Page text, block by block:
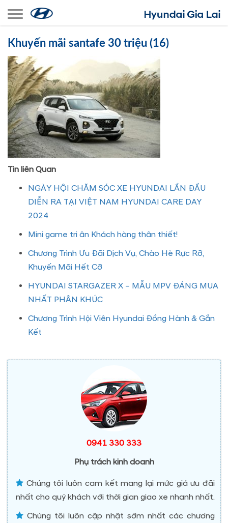
Toggle navigation
Khuyến mãi santafe 30 triệu (16)
Tin liên Quan
NGÀY HỘI CHĂM SÓC XE HYUNDAI LẦN ĐẦU
DIỄN RA TẠI VIỆT NAM HYUNDAI CARE DAY
2024
Mini game tri ân Khách hàng thân thiết!
Chương Trình Ưu Đãi Dịch Vụ, Chào Hè Rực Rỡ,
Khuyến Mãi Hết Cỡ
HYUNDAI STARGAZER X – MẪU MPV ĐÁNG MUA
NHẤT PHÂN KHÚC
Chương Trình Hội Viên Hyundai Đồng Hành & Gắn
Kết
0941 330 333
Phụ trách kinh doanh
Chúng tôi luôn cam kết mang lại mức giá ưu đãi
nhất cho quý khách với thời gian giao xe nhanh nhất.
Chúng tôi luôn cập nhật sớm nhất các chương